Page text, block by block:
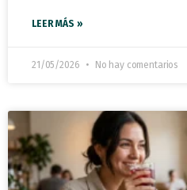
LEER MÁS »
21/05/2026 No hay comentarios